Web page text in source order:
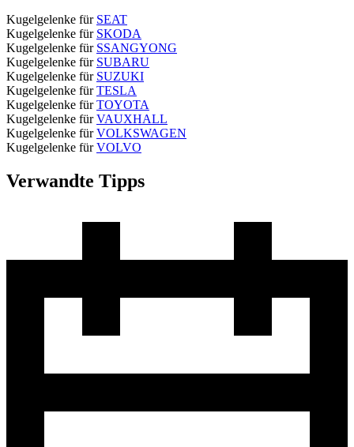
Kugelgelenke für SEAT
Kugelgelenke für SKODA
Kugelgelenke für SSANGYONG
Kugelgelenke für SUBARU
Kugelgelenke für SUZUKI
Kugelgelenke fürTESLA
Kugelgelenke fürTOYOTA
Kugelgelenke fürVAUXHALL
Kugelgelenke fürVOLKSWAGEN
Kugelgelenke fürVOLVO
Verwandte Tipps